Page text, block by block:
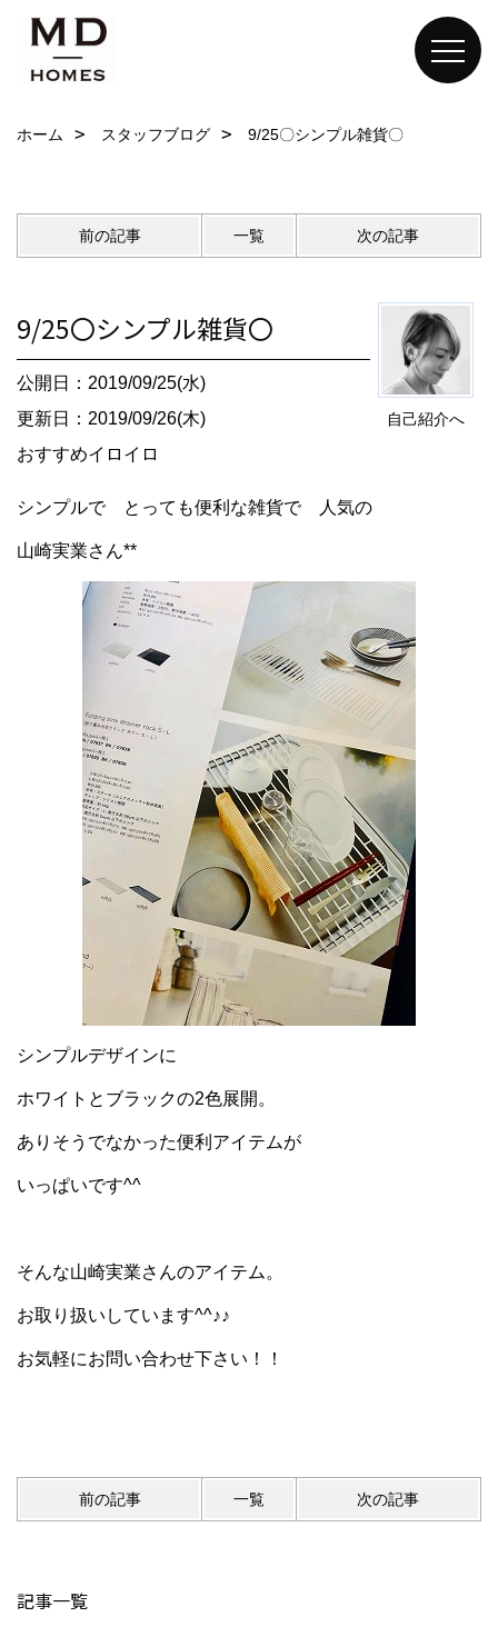
ホーム スタッフブログ 9/25〇シンプル雑貨〇
前の記事 一覧 次の記事
自己紹介へ
9/25〇シンプル雑貨〇
公開日：2019/09/25(水)
更新日：2019/09/26(木)
おすすめイロイロ
シンプルで とっても便利な雑貨で 人気の
山崎実業さん**
シンプルデザインに
ホワイトとブラックの2色展開。
ありそうでなかった便利アイテムが
いっぱいです^^
そんな山崎実業さんのアイテム。
お取り扱いしています^^♪♪
お気軽にお問い合わせ下さい！！
前の記事 一覧 次の記事
記事一覧